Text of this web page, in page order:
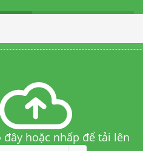
đây hoặc nhấp để tải lên